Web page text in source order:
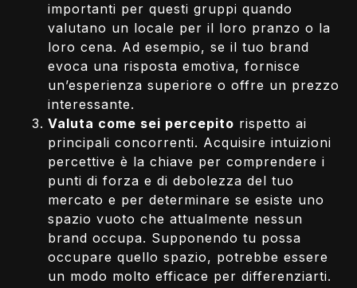
importanti per questi gruppi quando
valutano un locale per il loro pranzo o la
loro cena. Ad esempio, se il tuo brand
evoca una risposta emotiva, fornisce
un’esperienza superiore o offre un prezzo
interessante.
Valuta come sei percepito rispetto ai
principali concorrenti. Acquisire intuizioni
percettive è la chiave per comprendere i
punti di forza e di debolezza del tuo
mercato e per determinare se esiste uno
spazio vuoto che attualmente nessun
brand occupa. Supponendo tu possa
occupare quello spazio, potrebbe essere
un modo molto efficace per differenziarti.